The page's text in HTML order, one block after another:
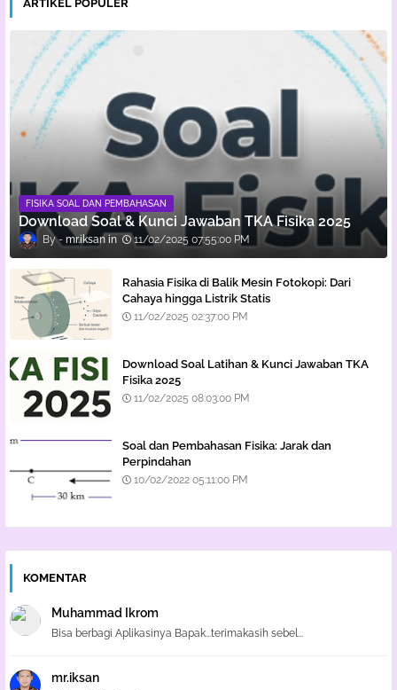
ARTIKEL POPULER
FISIKA SOAL DAN PEMBAHASAN
Download Soal & Kunci Jawaban TKA Fisika 2025
mr.iksan 11/02/2025 07:55:00 PM
Rahasia Fisika di Balik Mesin Fotokopi: Dari
Cahaya hingga Listrik Statis
11/02/2025 02:37:00 PM
Download Soal Latihan & Kunci Jawaban TKA
Fisika 2025
11/02/2025 08:03:00 PM
Soal dan Pembahasan Fisika: Jarak dan
Perpindahan
10/02/2022 05:11:00 PM
KOMENTAR
Muhammad Ikrom
Bisa berbagi Aplikasinya Bapak...terimakasih sebel...
mr.iksan